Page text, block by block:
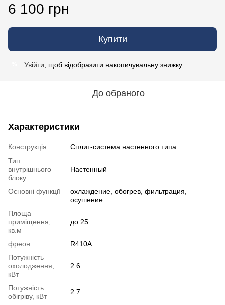
6 100 грн
Купити
Увійти , щоб відобразити накопичувальну знижку
До обраного
Характеристики
Конструкція
Cплит-система настенного типа
Тип
внутрішнього
блоку
Настенный
Основні функції
охлаждение, обогрев, фильтрация,
осушение
Площа
приміщення,
кв.м
до 25
фреон
R410A
Потужність
охолодження,
кВт
2.6
Потужність
обігріву, кВт
2.7